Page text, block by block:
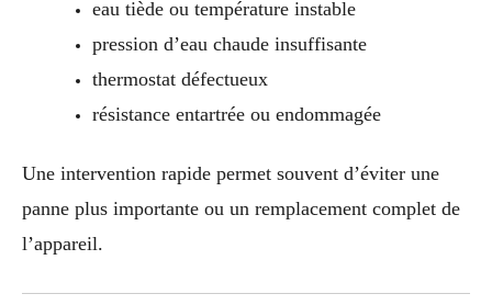
eau tiède ou température instable
pression d’eau chaude insuffisante
thermostat défectueux
résistance entartrée ou endommagée
Une intervention rapide permet souvent d’éviter une
panne plus importante ou un remplacement complet de
l’appareil.